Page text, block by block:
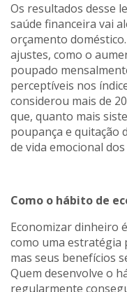
Os resultados desse
saúde financeira vai
orçamento
ajustes, como o
poupado
perceptíveis nos
considerou mais de
que, quanto mais
poupança e quitação
de vida emocional
Como o hábito de
Economizar dinheiro
como uma
mas seus benefícios
Quem desenvolve o
regularmente